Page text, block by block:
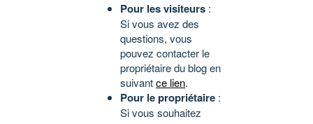
Pour les visiteurs :
Si vous avez des
questions, vous
pouvez contacter le
propriétaire du blog en
suivantce lien.
Pour le propriétaire :
Si vous souhaitez